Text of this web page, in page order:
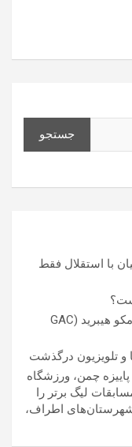
جستجو
با استقلال فقط
بررسی کراس‌اوور هیبریدی جی ای سی امکو هیبرید (GAC
و تلویزیون درگذشت
چمن، ورزشگاه
لیگ برتر را
اطراف،